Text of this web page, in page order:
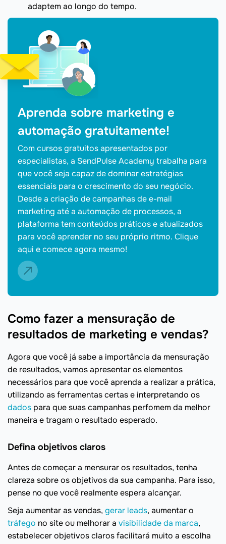
adaptem ao longo do tempo.
Aprenda sobre marketing e
automação gratuitamente!
Com cursos gratuitos apresentados por
especialistas, a SendPulse Academy trabalha para
que você seja capaz de dominar estratégias
essenciais para o crescimento do seu negócio.
Desde a criação de campanhas de e-mail
marketing até a automação de processos, a
plataforma tem conteúdos práticos e atualizados
para você aprender no seu próprio ritmo. Clique
aqui e comece agora mesmo!
Como fazer a mensuração de
resultados de marketing e vendas?
Agora que você já sabe a importância da mensuração
de resultados, vamos apresentar os elementos
necessários para que você aprenda a realizar a prática,
utilizando as ferramentas certas e interpretando os
dados para que suas campanhas perfomem da melhor
maneira e tragam o resultado esperado.
Defina objetivos claros
Antes de começar a mensurar os resultados, tenha
clareza sobre os objetivos da sua campanha. Para isso,
pense no que você realmente espera alcançar.
Seja aumentar as vendas, gerar leads, aumentar o
tráfego no site ou melhorar a visibilidade da marca,
estabelecer objetivos claros facilitará muito a escolha